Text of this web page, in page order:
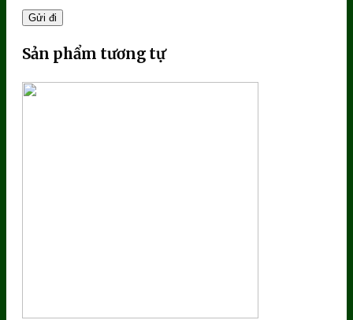
Sản phẩm tương tự